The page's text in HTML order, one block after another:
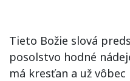
Tieto Božie slová
posolstvo hodné
má kresťan a už